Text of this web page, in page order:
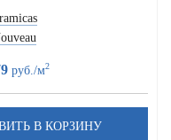
руб./м2